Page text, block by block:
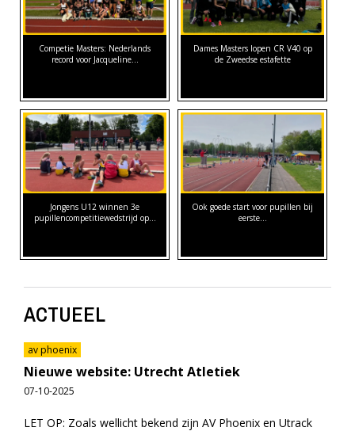
Competie Masters: Nederlands
record voor Jacqueline…
Dames Masters lopen CR V40 op
de Zweedse estafette
Jongens U12 winnen 3e
pupillencompetitiewedstrijd op…
Ook goede start voor pupillen bij
eerste…
ACTUEEL
av phoenix
Nieuwe website: Utrecht Atletiek
07-10-2025
LET OP: Zoals wellicht bekend zijn AV Phoenix en Utrack